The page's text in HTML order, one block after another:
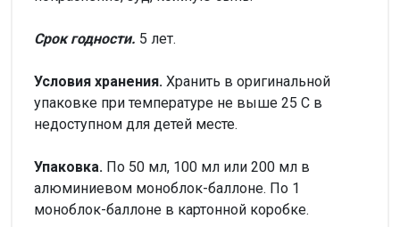
Срок годности. 5 лет.
Условия хранения. Хранить в оригинальной
упаковке при температуре не выше 25 С в
недоступном для детей месте.
Упаковка. По 50 мл, 100 мл или 200 мл в
алюминиевом моноблок-баллоне. По 1
моноблок-баллоне в картонной коробке.